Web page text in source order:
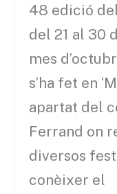
48 edició
del 21 al 30
mes
s’ha fet en
apartat del
Ferrand on
diversos
conèixer el